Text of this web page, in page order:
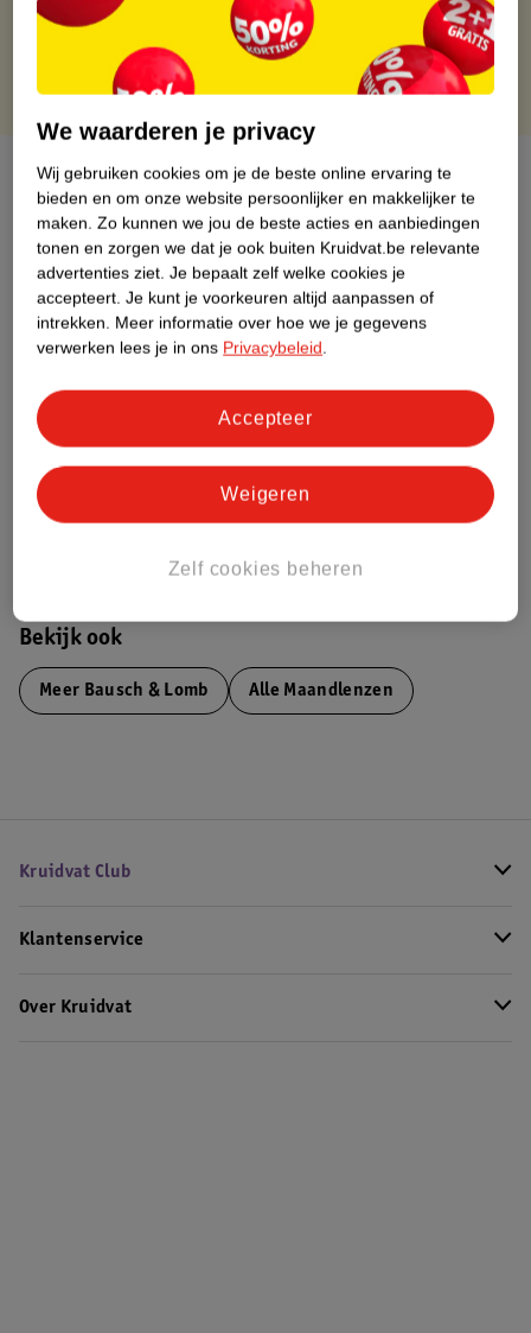
Gratis punten met je Kruidvat kaart
Over dit product
Productinformatie
Etiketinformatie
Impact Score.
Meer informatie
Bekijk ook
Meer Bausch & Lomb Alle Maandlenzen
Kruidvat Club
Klantenservice
Over Kruidvat
We waarderen je privacy
Wij gebruiken cookies om je de beste online ervaring te
bieden en om onze website persoonlijker en makkelijker te
maken. Zo kunnen we jou de beste acties en aanbiedingen
tonen en zorgen we dat je ook buiten Kruidvat.be relevante
advertenties ziet. Je bepaalt zelf welke cookies je
accepteert. Je kunt je voorkeuren altijd aanpassen of
intrekken. Meer informatie over hoe we je gegevens
verwerken lees je in ons Privacybeleid.
Zelf cookies beheren
Weigeren
Accepteer